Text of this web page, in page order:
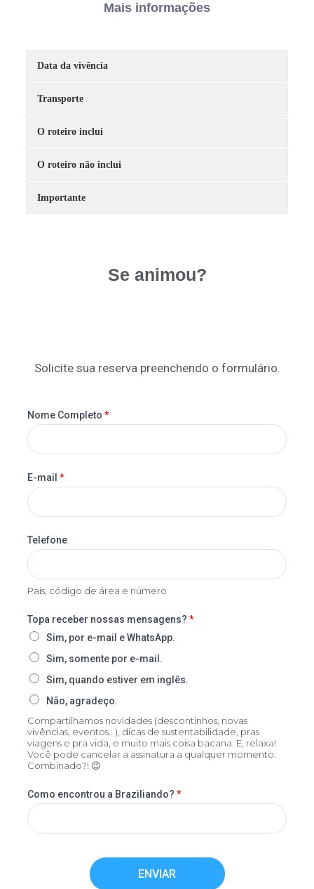
Mais informações
Data da vivência
Transporte
O roteiro inclui
O roteiro não inclui
Importante
Se animou?
Solicite sua reserva preenchendo o formulário.
Nome Completo *
E-mail *
Telefone
País, código de área e número
Topa receber nossas mensagens? *
Sim, por e-mail e WhatsApp.
Sim, somente por e-mail.
Sim, quando estiver em inglês.
Não, agradeço.
Compartilhamos novidades (descontinhos, novas
vivências, eventos...), dicas de sustentabilidade, pras
viagens e pra vida, e muito mais coisa bacana. E, relaxa!
Você pode cancelar a assinatura a qualquer momento.
Combinado?! 😉
Como encontrou a Braziliando? *
ENVIAR